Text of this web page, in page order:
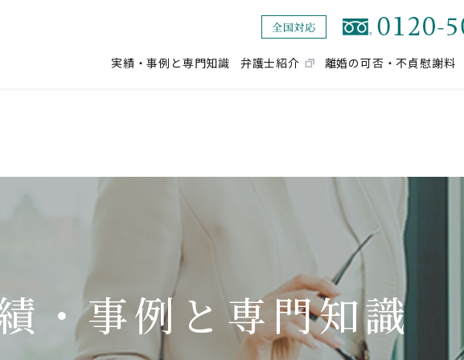
実績・事例と専門知識 弁護士紹介 離婚の可否・不貞慰謝料
・事例と専門知識